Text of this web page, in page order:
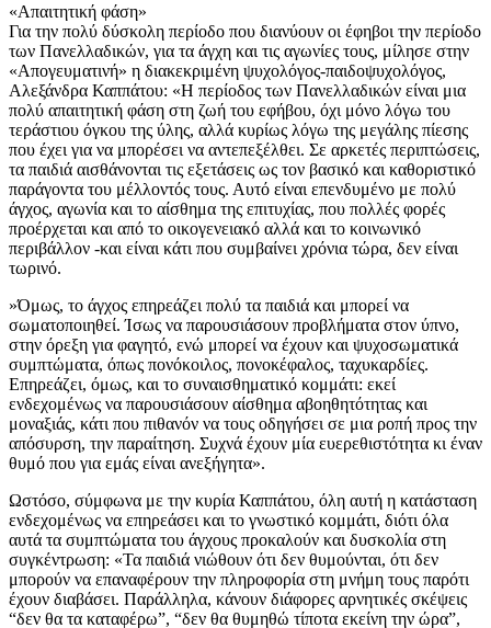
«Απαιτητική φάση»
Για την πολύ δύσκολη περίοδο που διανύουν οι έφηβοι την περίοδο
των Πανελλαδικών, για τα άγχη και τις αγωνίες τους, μίλησε στην
«Απογευματινή» η διακεκριμένη ψυχολόγος-παιδοψυχολόγος,
Αλεξάνδρα Καππάτου: «Η περίοδος των Πανελλαδικών είναι μια
πολύ απαιτητική φάση στη ζωή του εφήβου, όχι μόνο λόγω του
τεράστιου όγκου της ύλης, αλλά κυρίως λόγω της μεγάλης πίεσης
που έχει για να μπορέσει να αντεπεξέλθει. Σε αρκετές περιπτώσεις,
τα παιδιά αισθάνονται τις εξετάσεις ως τον βασικό και καθοριστικό
παράγοντα του μέλλοντός τους. Αυτό είναι επενδυμένο με πολύ
άγχος, αγωνία και το αίσθημα της επιτυχίας, που πολλές φορές
προέρχεται και από το οικογενειακό αλλά και το κοινωνικό
περιβάλλον -και είναι κάτι που συμβαίνει χρόνια τώρα, δεν είναι
τωρινό.
»Όμως, το άγχος επηρεάζει πολύ τα παιδιά και μπορεί να
σωματοποιηθεί. Ίσως να παρουσιάσουν προβλήματα στον ύπνο,
στην όρεξη για φαγητό, ενώ μπορεί να έχουν και ψυχοσωματικά
συμπτώματα, όπως πονόκοιλος, πονοκέφαλος, ταχυκαρδίες.
Επηρεάζει, όμως, και το συναισθηματικό κομμάτι: εκεί
ενδεχομένως να παρουσιάσουν αίσθημα αβοηθητότητας και
μοναξιάς, κάτι που πιθανόν να τους οδηγήσει σε μια ροπή προς την
απόσυρση, την παραίτηση. Συχνά έχουν μία ευερεθιστότητα κι έναν
θυμό που για εμάς είναι ανεξήγητα».
Ωστόσο, σύμφωνα με την κυρία Καππάτου, όλη αυτή η κατάσταση
ενδεχομένως να επηρεάσει και το γνωστικό κομμάτι, διότι όλα
αυτά τα συμπτώματα του άγχους προκαλούν και δυσκολία στη
συγκέντρωση: «Τα παιδιά νιώθουν ότι δεν θυμούνται, ότι δεν
μπορούν να επαναφέρουν την πληροφορία στη μνήμη τους παρότι
έχουν διαβάσει. Παράλληλα, κάνουν διάφορες αρνητικές σκέψεις
“δεν θα τα καταφέρω”, “δεν θα θυμηθώ τίποτα εκείνη την ώρα”,